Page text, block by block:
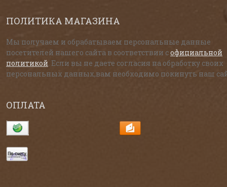
ПОЛИТИКА МАГАЗИНА
Мы получаем и обрабатываем персональные данные
посетителей нашего сайта в соответствии софициальной
политикой . Если вы не даете согласия на обработку своих
персональных данных,вам необходимо покинуть наш
ОПЛАТА